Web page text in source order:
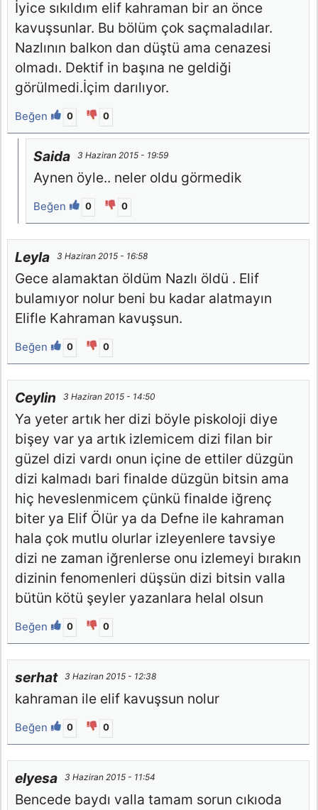
İyice sıkıldım elif kahraman bir an önce
kavuşsunlar. Bu bölüm çok saçmaladılar.
Nazlının balkon dan düştü ama cenazesi
olmadı. Dektif in başına ne geldiği
görülmedi.İçim darılıyor.
Beğen 0 0
Saida 3 Haziran 2015 - 19:59
Aynen öyle.. neler oldu görmedik
Beğen 0 0
Leyla 3 Haziran 2015 - 16:58
Gece alamaktan öldüm Nazlı öldü . Elif
bulamıyor nolur beni bu kadar alatmayın
Elifle Kahraman kavuşsun.
Beğen 0 0
Ceylin 3 Haziran 2015 - 14:50
Ya yeter artık her dizi böyle piskoloji diye
bişey var ya artık izlemicem dizi filan bir
güzel dizi vardı onun içine de ettiler düzgün
dizi kalmadı bari finalde düzgün bitsin ama
hiç heveslenmicem çünkü finalde iğrenç
biter ya Elif Ölür ya da Defne ile kahraman
hala çok mutlu olurlar izleyenlere tavsiye
dizi ne zaman iğrenlerse onu izlemeyi bırakın
dizinin fenomenleri düşsün dizi bitsin valla
bütün kötü şeyler yazanlara helal olsun
Beğen 0 0
serhat 3 Haziran 2015 - 12:38
kahraman ile elif kavuşsun nolur
Beğen 0 0
elyesa 3 Haziran 2015 - 11:54
Bencede baydı valla tamam sorun cıkıoda